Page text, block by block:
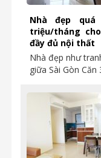
Nhà đẹp
triệu/tháng
đầy đủ nội thất
Nhà đẹp như
giữa Sài Gòn